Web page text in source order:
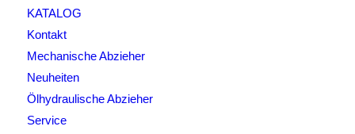
KATALOG
Kontakt
Mechanische Abzieher
Neuheiten
Ölhydraulische Abzieher
Service